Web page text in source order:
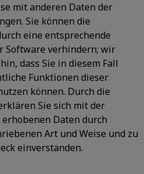
mit anderen Daten der
Sie können die
eine entsprechende
Software verhindern; wir
dass Sie in diesem Fall
Funktionen dieser
können. Durch die
Sie sich mit der
Daten durch
Art und Weise und zu
einverstanden.